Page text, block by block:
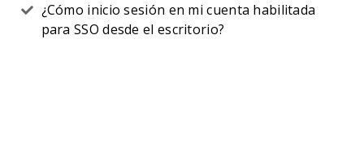
¿Cómo inicio sesión en mi cuenta habilitada
para SSO desde el escritorio?